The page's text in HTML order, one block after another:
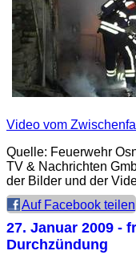
Video vom
Quelle: Feuerwehr
TV & Nachrichten
der Bilder und der
Auf Facebook teilen
27. Januar 2009 -
Durchzündung